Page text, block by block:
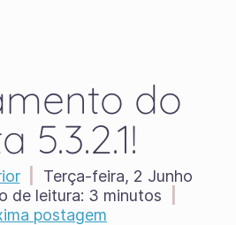
do
5.3.2.1!
Terça-feira, 2 Junho
de leitura: 3 minutos
postagem